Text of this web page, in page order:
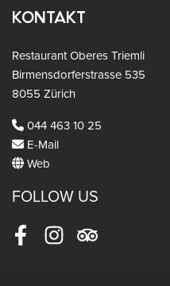
KONTAKT
Restaurant Oberes Triemli
Birmensdorferstrasse 535
8055 Zürich
044 463 10 25
E-Mail
Web
FOLLOW US
FacebookInstagramTripadvisor